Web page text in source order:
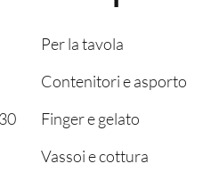
Per la tavola
Contenitori e asporto
Finger e gelato
Vassoi e cottura